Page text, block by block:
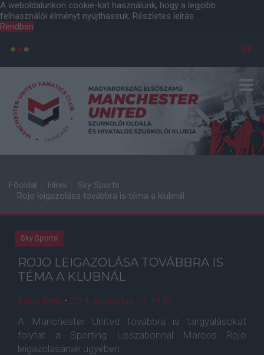
A weboldalunkon cookie-kat használunk, hogy a legjobb
felhasználói élményt nyújthassuk. Részletes leírás
Rendben
Főoldal Hírek
Sky Sports
Rojo leigazolása továbbra is téma a klubnál
Sky Sports
ROJO LEIGAZOLÁSA TOVÁBBRA IS
TÉMA A KLUBNÁL
Balog Attila • 2014. augusztus. 17. 19:52
A Manchester United továbbra is tárgyalásokat
folytat a Sporting Lisszabonnal Marcos Rojo
leigazolásának ügyében.